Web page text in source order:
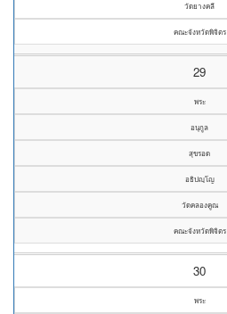
วัดยางคลี
คณะจังหวัดพิจิตร
29
พระ
อนุกูล
สุขรอด
อธิปญฺโญ
วัดคลองคูณ
คณะจังหวัดพิจิตร
30
พระ